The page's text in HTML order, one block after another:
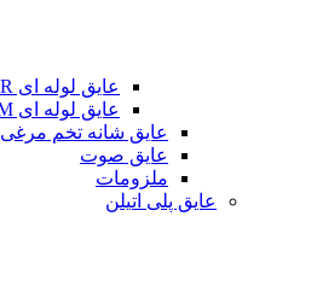
عایق لوله ای NBR
عایق لوله ای EPDM
عایق شانه تخم مرغی
عایق صوت
ملزومات
عایق پلی اتیلن